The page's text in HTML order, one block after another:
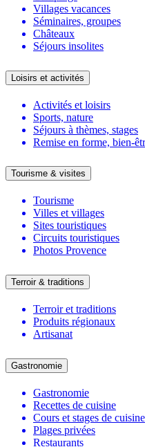
Villages vacances
Séminaires, groupes
Châteaux
Séjours insolites
Loisirs et activités
Activités et loisirs
Sports, nature
Séjours à thèmes, stages
Remise en forme, bien-
Tourisme & visites
Tourisme
Villes et villages
Sites touristiques
Circuits touristiques
Photos Provence
Terroir & traditions
Terroir et traditions
Produits régionaux
Artisanat
Gastronomie
Gastronomie
Recettes de cuisine
Cours et stages de cuisine
Plages privées
Restaurants